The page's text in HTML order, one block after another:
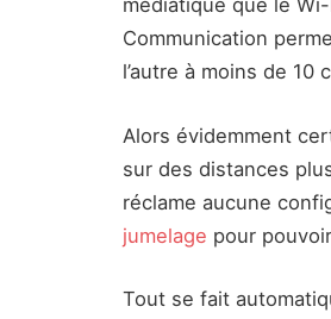
médiatique que le
Communication
l’autre à moins de 10
Alors évidemment
sur des distances
réclame aucune
jumelage pour
Tout se fait